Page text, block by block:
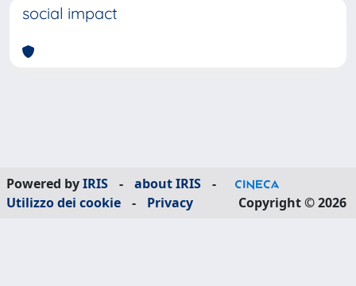
social impact
Powered byIRIS - about IRIS
-
Utilizzo dei cookie
- Privacy Copyright © 2026